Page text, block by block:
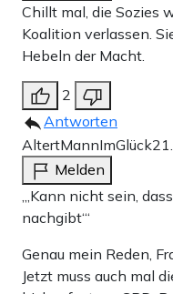
Chillt mal, die Sozies
Koalition verlassen.
Hebeln der Macht.
2
Antworten
AltertMannImGlück
Melden
‚„Kann nicht sein,
nachgibt“‘
Genau mein Reden,
Jetzt muss auch mal